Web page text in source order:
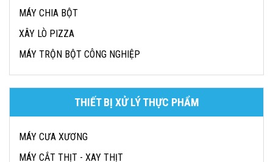
MÁY CHIA BỘT
XÂY LÒ PIZZA
MÁY TRỘN BỘT CÔNG NGHIỆP
THIẾT BỊ XỬ LÝ THỰC PHẨM
MÁY CƯA XƯƠNG
MÁY CẮT THỊT - XAY THỊT